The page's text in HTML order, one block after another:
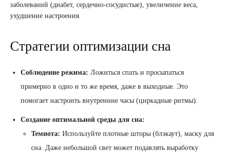
заболеваний (диабет, сердечно-сосудистые), увеличение веса,
ухудшение настроения.
Стратегии оптимизации сна
Соблюдение режима: Ложиться спать и просыпаться
примерно в одно и то же время, даже в выходные. Это
помогает настроить внутренние часы (циркадные ритмы).
Создание оптимальной среды для сна:
Темнота: Используйте плотные шторы (блэкаут), маску для
сна. Даже небольшой свет может подавлять выработку